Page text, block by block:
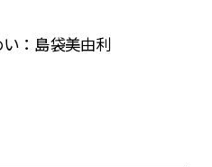
：島袋美由利